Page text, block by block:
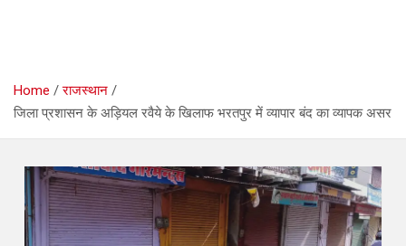
Home
राजस्थान
जिला प्रशासन के अड़ियल रवैये के खिलाफ भरतपुर में व्यापार बंद का व्यापक असर